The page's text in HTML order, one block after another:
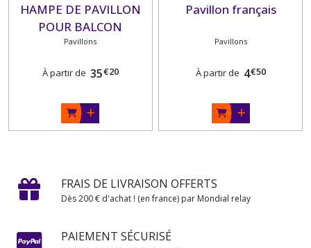
HAMPE DE PAVILLON
POUR BALCON
Pavillons
À partir de 35€20
Pavillon français
Pavillons
À partir de 4€50
FRAIS DE LIVRAISON OFFERTS
Dès 200 € d'achat ! (en france) par Mondial relay
PAIEMENT SÉCURISÉ